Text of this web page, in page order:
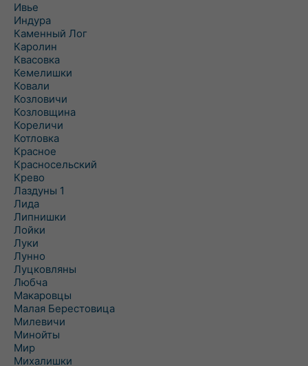
Ивье
Индура
Каменный Лог
Каролин
Квасовка
Кемелишки
Ковали
Козловичи
Козловщина
Кореличи
Котловка
Красное
Красносельский
Крево
Лаздуны 1
Лида
Липнишки
Лойки
Луки
Лунно
Луцковляны
Любча
Макаровцы
Малая Берестовица
Милевичи
Минойты
Мир
Михалишки